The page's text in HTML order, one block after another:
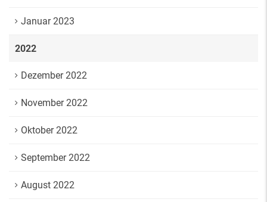
Januar 2023
2022
Dezember 2022
November 2022
Oktober 2022
September 2022
August 2022